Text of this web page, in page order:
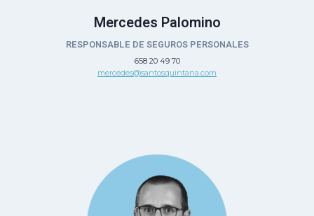
Mercedes Palomino
RESPONSABLE DE SEGUROS PERSONALES
658 20 49 70
mercedes@santosquintana.com